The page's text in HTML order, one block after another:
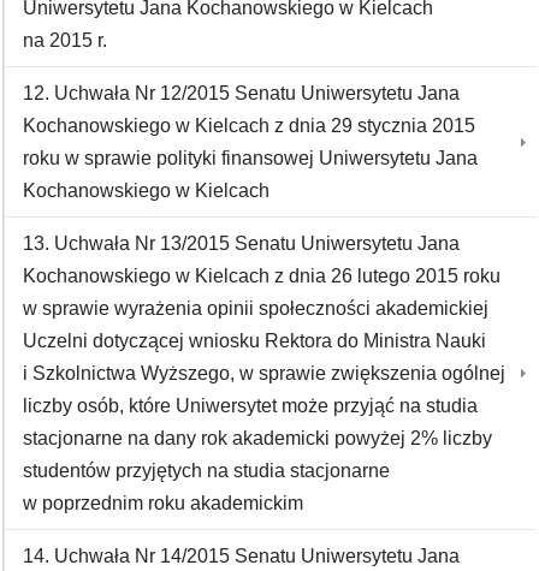
Uniwersytetu Jana Kochanowskiego w Kielcach
na 2015 r.
12. Uchwała Nr 12/2015 Senatu Uniwersytetu Jana
Kochanowskiego w Kielcach z dnia 29 stycznia 2015
roku w sprawie polityki finansowej Uniwersytetu Jana
Kochanowskiego w Kielcach
13. Uchwała Nr 13/2015 Senatu Uniwersytetu Jana
Kochanowskiego w Kielcach z dnia 26 lutego 2015 roku
w sprawie wyrażenia opinii społeczności akademickiej
Uczelni dotyczącej wniosku Rektora do Ministra Nauki
i Szkolnictwa Wyższego, w sprawie zwiększenia ogólnej
liczby osób, które Uniwersytet może przyjąć na studia
stacjonarne na dany rok akademicki powyżej 2% liczby
studentów przyjętych na studia stacjonarne
w poprzednim roku akademickim
14. Uchwała Nr 14/2015 Senatu Uniwersytetu Jana